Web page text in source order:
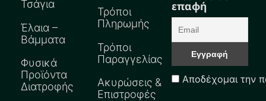
Τσάγια
Έλαια –
Βάμματα
Φυσικά
Προϊόντα
Διατροφής
Τρόποι
Πληρωμής
Τρόποι
Παραγγελίας
Ακυρώσεις &
Επιστροφές
επαφή
Αποδέχομαι την